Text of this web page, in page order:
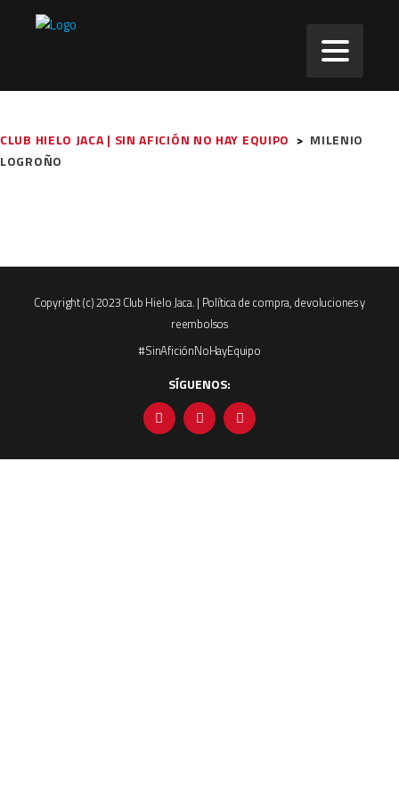
CLUB HIELO JACA | SIN AFICIÓN NO HAY EQUIPO > MILENIO
LOGROÑO
Copyright (c) 2023 Club Hielo Jaca. | Política de compra, devoluciones y
reembolsos
#SinAficiónNoHayEquipo
SÍGUENOS: